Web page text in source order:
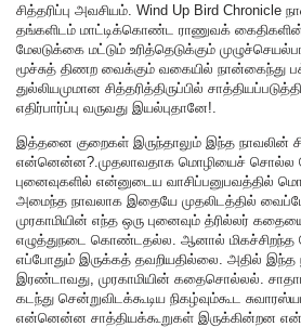
சித்தரிப்பு அவசியம். Wind Up Bird Chronicle
தங்களிடம் மாட்டிக்கொண்ட ராணுவக் கைதிகளின்
மேலடுக்கை மட்டும் உரித்தெடுக்கும்
மூச்சுத் திணற வைக்கும் வகையில் நான்கைந்து
துல்லியமுமான சித்தரித்திருப்பில்
எதிர்பார்ப்பு வருவது இயல்புதானே!.
இத்தனை குறைகள் இருந்தாலும் இந்த நாவலின்
என்னென்ன?.முதலாவதாக மொழியைச் சொல்ல
புனைவுகளில் என்னுடைய வாசிப்பனுபவத்தில்
அமைந்த நாவலாக இதையே முதலிடத்தில்
முரகாமியின் எந்த ஒரு புனைவும் த்ரில்லர்
எழுத்துநடை கொண்டதல்ல. ஆனால் மிகச்சிறந்த
எப்போதும் இருக்கத் தவறியதில்லை. அதில் இந்த
இரண்டாவது, முரகாமியின் கதைசொல்லல்.
கடந்து சென்றுவிடக்கூடிய நிகழ்வும்கூட
என்னென்ன சாத்தியக்கூறுகள் இருக்கின்றன